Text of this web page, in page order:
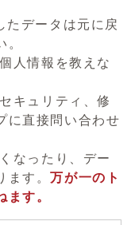
たデータは元に戻
人情報を教えな
キュリティ、修
に直接問い合わせ
なったり、デー
ます。万が一のト
す。